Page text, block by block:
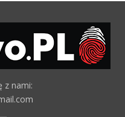
z nami: